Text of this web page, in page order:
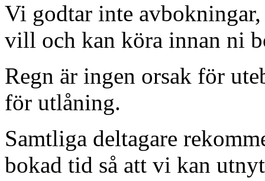
Vi godtar inte
vill och kan köra innan ni
Regn är ingen orsak för
för utlåning.
Samtliga deltagare
bokad tid så att vi kan